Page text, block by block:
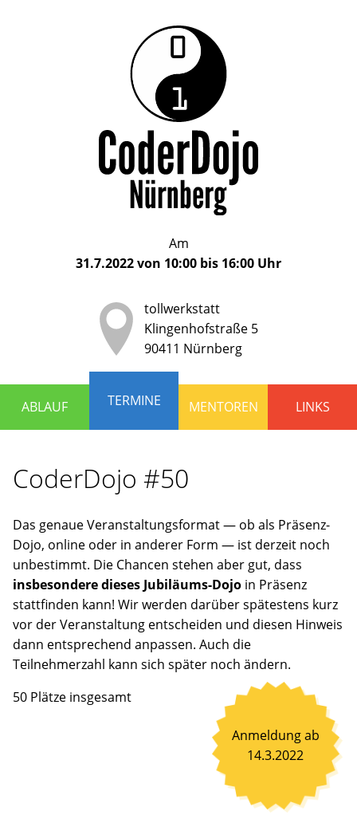
CoderDojo
Nürnberg
Das
CoderDojo
Nürnberg
ein
Club
für
Kinder
und
Jugendliche
Alter
bis
17
Jahren,
lernen
und
haben
wollen.
Mentoren
stehen
bereit,
um
gemeinsam
an
Ideen
zu
selbst
vorgeschlagene
Projekte
Wirklichkeit
Am
31.7.2022von 10:00 bis 16:00 Uhr
tollwerkstatt
Klingenhofstraße 5
90411 Nürnberg
ABLAUF TERMINE MENTOREN LINKS
CoderDojo #50
Das genaue Veranstaltungsformat — ob als Präsenz-
Dojo, online oder in anderer Form — ist derzeit noch
unbestimmt. Die Chancen stehen aber gut, dass
insbesondere dieses Jubiläums-Dojo in Präsenz
stattfinden kann! Wir werden darüber spätestens kurz
vor der Veranstaltung entscheiden und diesen Hinweis
dann entsprechend anpassen. Auch die
Teilnehmerzahl kann sich später noch ändern.
50 Plätze insgesamt
Anmeldung ab
14.3.2022